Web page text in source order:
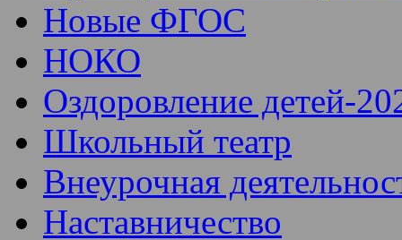
Новые ФГОС
НОКО
Оздоровление детей-
Школьный театр
Внеурочная
Наставничество